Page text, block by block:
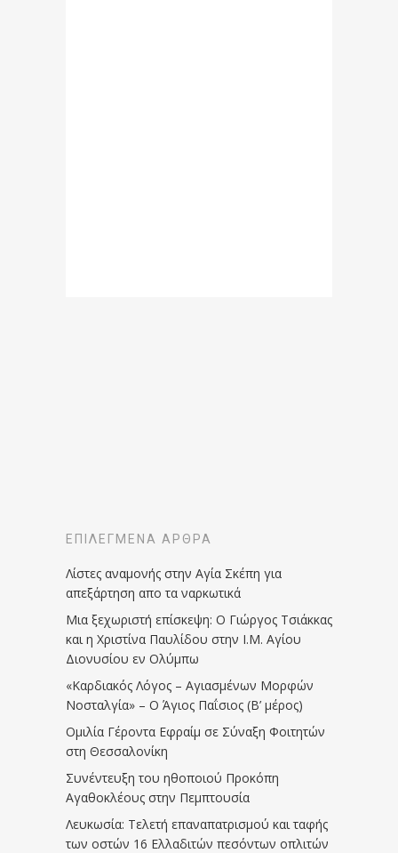
ΕΠΙΛΕΓΜΈΝΑ ΆΡΘΡΑ
Λίστες αναμονής στην Αγία Σκέπη για
απεξάρτηση απο τα ναρκωτικά
Μια ξεχωριστή επίσκεψη: Ο Γιώργος Τσιάκκας
και η Χριστίνα Παυλίδου στην Ι.Μ. Αγίου
Διονυσίου εν Ολύμπω
«Καρδιακός Λόγος – Αγιασμένων Μορφών
Νοσταλγία» – Ο Άγιος Παΐσιος (Β’ μέρος)
Ομιλία Γέροντα Εφραίμ σε Σύναξη Φοιτητών
στη Θεσσαλονίκη
Συνέντευξη του ηθοποιού Προκόπη
Αγαθοκλέους στην Πεμπτουσία
Λευκωσία: Τελετή επαναπατρισμού και ταφής
των οστών 16 Ελλαδιτών πεσόντων οπλιτών